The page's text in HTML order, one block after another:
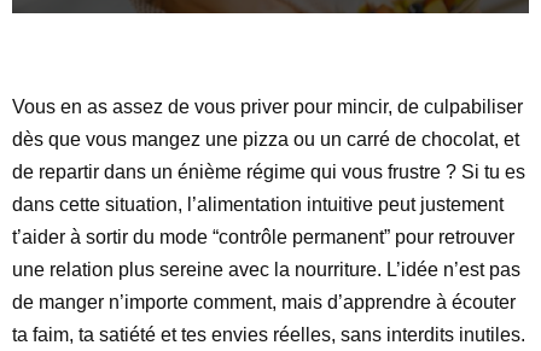
Vous en as assez de vous priver pour mincir, de culpabiliser
dès que vous mangez une pizza ou un carré de chocolat, et
de repartir dans un énième régime qui vous frustre ? Si tu es
dans cette situation, l’alimentation intuitive peut justement
t’aider à sortir du mode “contrôle permanent” pour retrouver
une relation plus sereine avec la nourriture. L’idée n’est pas
de manger n’importe comment, mais d’apprendre à écouter
ta faim, ta satiété et tes envies réelles, sans interdits inutiles.